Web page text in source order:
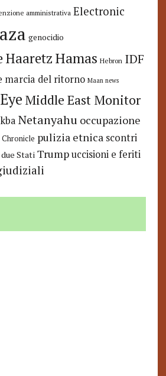
amministrativa Electronic
genocidio
HaaretzHamas Hebron IDF
marcia del ritorno Maan news
Middle East Monitor
Netanyahu occupazione
pulizia etnica scontri
Stati Trump uccisioni e feriti